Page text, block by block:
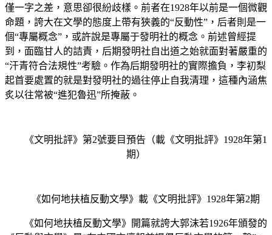
僅一字之差，意思卻很紛歧樣。前者在1928年以前是一個微觀
命題，誇大在文學的態度上帶有狹義的“反動性”，后者則是一
個“專屬概念”，或許說是專屬于發明社的概念。前述曾經提
到，面臨甘人的詰責，后期發明社自出道之始就面對著嚴重的
“汗青符合法規性”考驗。作為后期發明社的實際擔負，李初梨
起首要處置的就是對發明社的過往停止自我清理，這種內涵焦
炙以往常被“進犯魯迅”所掩蔽。
《文明批評》第2號要目預告（載《文明批評》1928年第1
期）
《如何地扶植反動文學》載《文明批評》1928年第2期
《如何地扶植反動文學》開篇就誇大郭沫若1926年頒發的